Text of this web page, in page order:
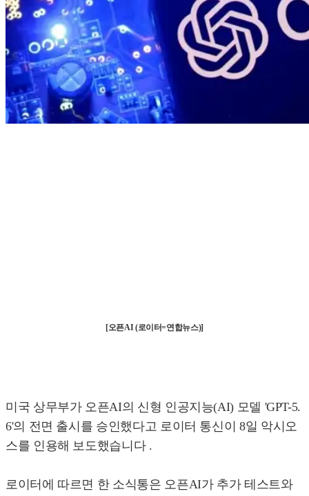
[오픈AI (로이터=연합뉴스)]
미국 상무부가 오픈AI의 신형 인공지능(AI) 모델 'GPT-5.
6'의 전면 출시를 승인했다고 로이터 통신이 8일 악시오
스를 인용해 보도했습니다 .
로이터에 따르면 한 소식통은 오픈AI가 추가 테스트와